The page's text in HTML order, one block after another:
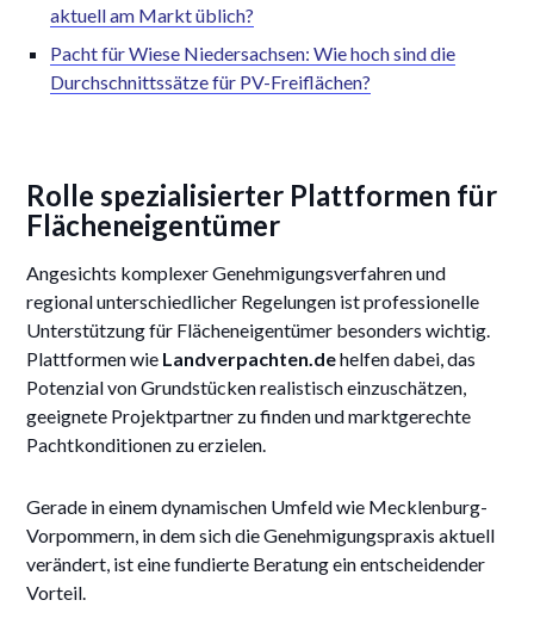
aktuell am Markt üblich?
Pacht für Wiese Niedersachsen: Wie hoch sind die
Durchschnittssätze für PV-Freiflächen?
Rolle spezialisierter Plattformen für
Flächeneigentümer
Angesichts komplexer Genehmigungsverfahren und
regional unterschiedlicher Regelungen ist professionelle
Unterstützung für Flächeneigentümer besonders wichtig.
Plattformen wie Landverpachten.dehelfen dabei, das
Potenzial von Grundstücken realistisch einzuschätzen,
geeignete Projektpartner zu finden und marktgerechte
Pachtkonditionen zu erzielen.
Gerade in einem dynamischen Umfeld wie Mecklenburg-
Vorpommern, in dem sich die Genehmigungspraxis aktuell
verändert, ist eine fundierte Beratung ein entscheidender
Vorteil.